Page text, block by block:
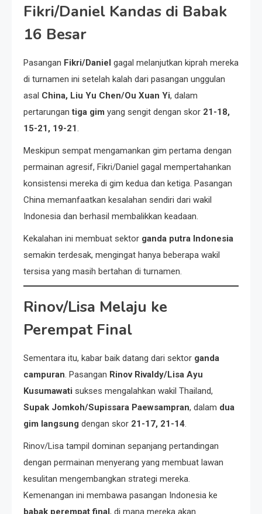
Fikri/Daniel Kandas di Babak
16 Besar
Pasangan Fikri/Daniel gagal melanjutkan kiprah mereka
di turnamen ini setelah kalah dari pasangan unggulan
asal China, Liu Yu Chen/Ou Xuan Yi, dalam
pertarungantiga gim yang sengit dengan skor 21-18,
15-21, 19-21
Meskipun sempat mengamankan gim pertama dengan
permainan agresif, Fikri/Daniel gagal mempertahankan
konsistensi mereka di gim kedua dan ketiga. Pasangan
China memanfaatkan kesalahan sendiri dari wakil
Indonesia dan berhasil membalikkan keadaan.
Kekalahan ini membuat sektor ganda putra Indonesia
semakin terdesak, mengingat hanya beberapa wakil
tersisa yang masih bertahan di turnamen.
Rinov/Lisa Melaju ke
Perempat Final
Sementara itu, kabar baik datang dari sektor ganda
campuran . Pasangan Rinov Rivaldy/Lisa Ayu
Kusumawati sukses mengalahkan wakil Thailand,
Supak Jomkoh/Supissara Paewsampran, dalam dua
gim langsung dengan skor 21-17, 21-14
Rinov/Lisa tampil dominan sepanjang pertandingan
dengan permainan menyerang yang membuat lawan
kesulitan mengembangkan strategi mereka.
Kemenangan ini membawa pasangan Indonesia ke
babak perempat final, di mana mereka akan